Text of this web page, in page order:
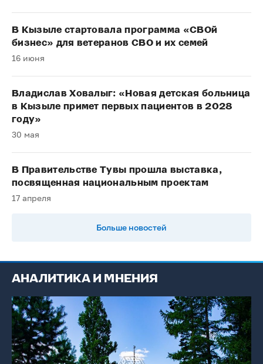
В Кызыле стартовала программа «СВОй
бизнес» для ветеранов СВО и их семей
16 июня
Владислав Ховалыг: «Новая детская больница
в Кызыле примет первых пациентов в 2028
году»
30 мая
В Правительстве Тувы прошла выставка,
посвященная национальным проектам
17 апреля
Больше новостей
АНАЛИТИКА И МНЕНИЯ